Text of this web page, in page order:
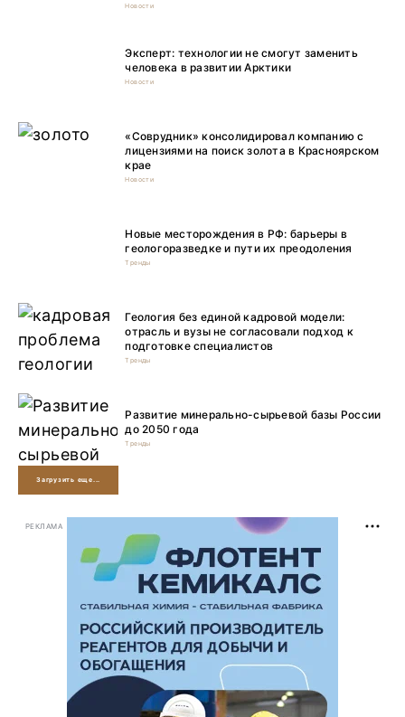
Новости
Эксперт: технологии не смогут заменить
человека в развитии Арктики
Новости
«Соврудник» консолидировал компанию с
лицензиями на поиск золота в Красноярском
крае
Новости
Новые месторождения в РФ: барьеры в
геологоразведке и пути их преодоления
Тренды
Геология без единой кадровой модели:
отрасль и вузы не согласовали подход к
подготовке специалистов
Тренды
Развитие минерально-сырьевой базы России
до 2050 года
Тренды
Загрузить еще...
РЕКЛАМА